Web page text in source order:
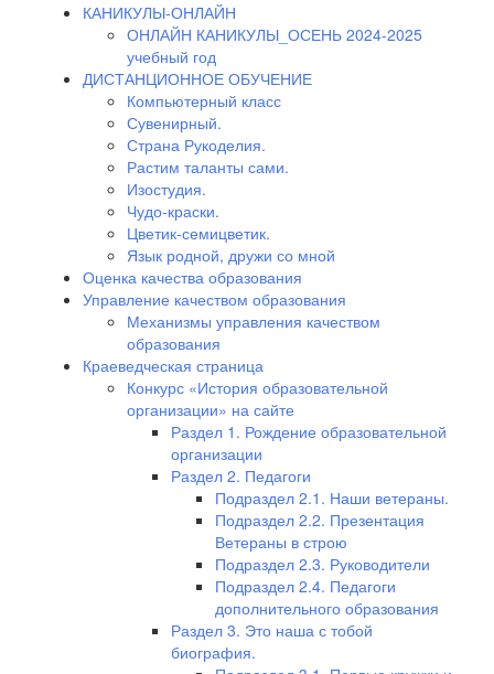
КАНИКУЛЫ-ОНЛАЙН
ОНЛАЙН КАНИКУЛЫ_ОСЕНЬ 2024-2025
учебный год
ДИСТАНЦИОННОЕ ОБУЧЕНИЕ
Компьютерный класс
Сувенирный.
Страна Рукоделия.
Растим таланты сами.
Изостудия.
Чудо-краски.
Цветик-семицветик.
Язык родной, дружи со мной
Оценка качества образования
Управление качеством образования
Механизмы управления качеством
образования
Краеведческая страница
Конкурс «История образовательной
организации» на сайте
Раздел 1. Рождение образовательной
организации
Раздел 2. Педагоги
Подраздел 2.1. Наши ветераны.
Подраздел 2.2. Презентация
Ветераны в строю
Подраздел 2.3. Руководители
Подраздел 2.4. Педагоги
дополнительного образования
Раздел 3. Это наша с тобой
биография.